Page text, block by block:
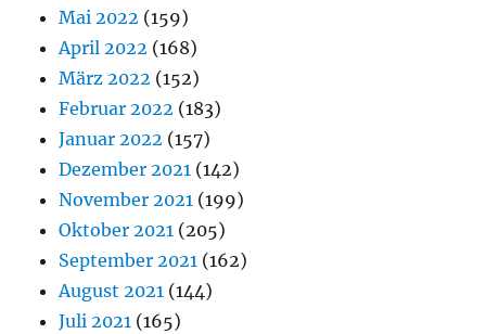
Mai 2022 (159)
April 2022 (168)
März 2022 (152)
Februar 2022 (183)
Januar 2022 (157)
Dezember 2021 (142)
November 2021 (199)
Oktober 2021 (205)
September 2021 (162)
August 2021 (144)
Juli 2021 (165)